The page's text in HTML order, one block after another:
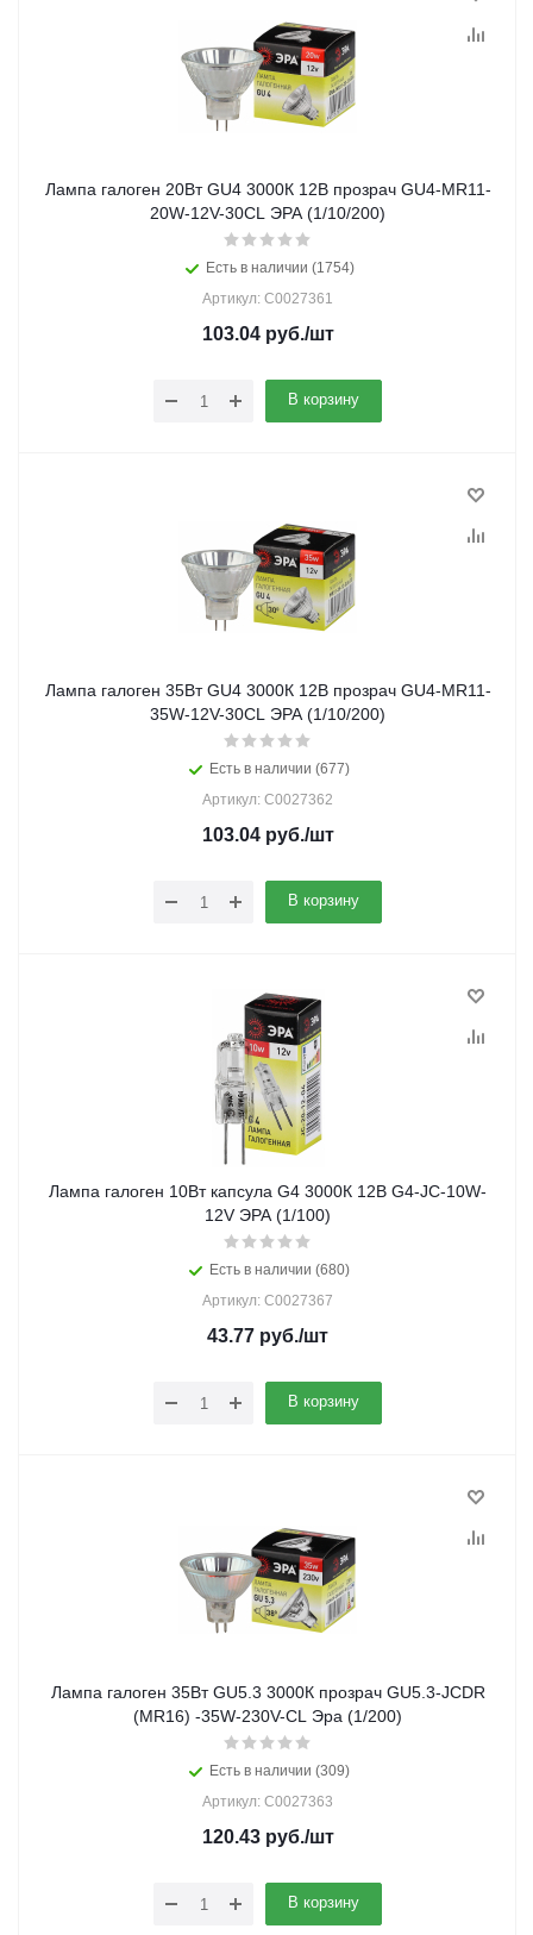
Лампа галоген 20Вт GU4 3000К 12В прозрач GU4-MR11-
20W-12V-30CL ЭРА (1/10/200)
Есть в наличии (1754)
Артикул: C0027361
103.04руб./шт
В корзину
Лампа галоген 35Вт GU4 3000К 12В прозрач GU4-MR11-
35W-12V-30CL ЭРА (1/10/200)
Есть в наличии (677)
Артикул: C0027362
103.04руб./шт
В корзину
Лампа галоген 10Вт капсула G4 3000К 12В G4-JC-10W-
12V ЭРА (1/100)
Есть в наличии (680)
Артикул: C0027367
43.77 руб./шт
В корзину
Лампа галоген 35Вт GU5.3 3000К прозрач GU5.3-JCDR
(MR16) -35W-230V-CL Эра (1/200)
Есть в наличии (309)
Артикул: C0027363
120.43руб./шт
В корзину